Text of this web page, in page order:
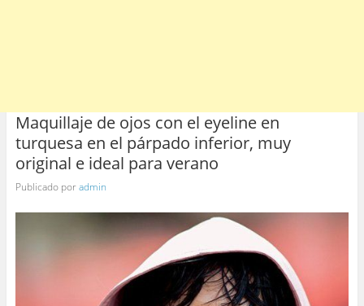
Maquillaje de ojos con el eyeline en
turquesa en el párpado inferior, muy
original e ideal para verano
Publicado poradmin